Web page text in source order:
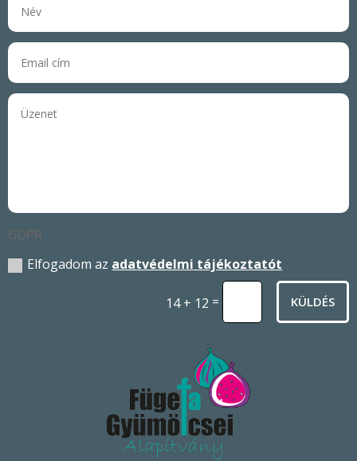
GDPR
Elfogadom az adatvédelmi tájékoztatót
14 + 12 = KÜLDÉS